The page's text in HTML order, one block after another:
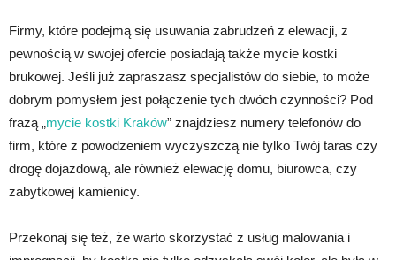
Firmy, które podejmą się usuwania zabrudzeń z elewacji, z
pewnością w swojej ofercie posiadają także mycie kostki
brukowej. Jeśli już zapraszasz specjalistów do siebie, to może
dobrym pomysłem jest połączenie tych dwóch czynności? Pod
frazą „mycie kostki Kraków” znajdziesz numery telefonów do
firm, które z powodzeniem wyczyszczą nie tylko Twój taras czy
drogę dojazdową, ale również elewację domu, biurowca, czy
zabytkowej kamienicy.
Przekonaj się też, że warto skorzystać z usług malowania i